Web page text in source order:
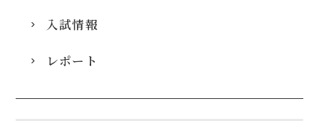
入試情報
レポート